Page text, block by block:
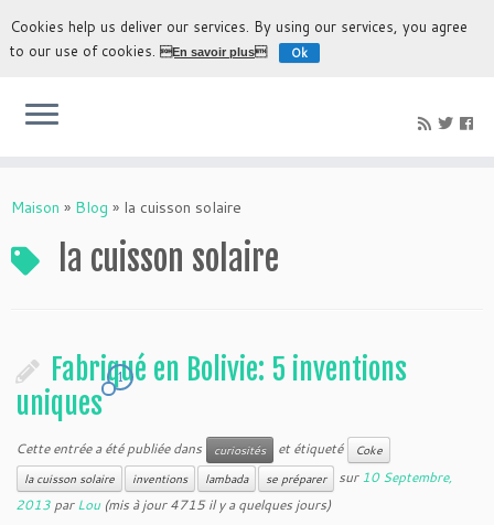
L'expérience la plus authentique de découvrir la Bolivie
Maison » Blog » la cuisson solaire
la cuisson solaire
Fabriqué en Bolivie: 5 inventions
uniques
1
Cette entrée a été publiée dans curiosités et étiqueté
Coke
la cuisson solaire
inventions lambada se préparer sur10 Septembre,
2013 parLou(mis à jour 4715 il y a quelques jours)
Cookies help us deliver our services. By using our services, you agree
to our use of cookies.En savoir plus Ok